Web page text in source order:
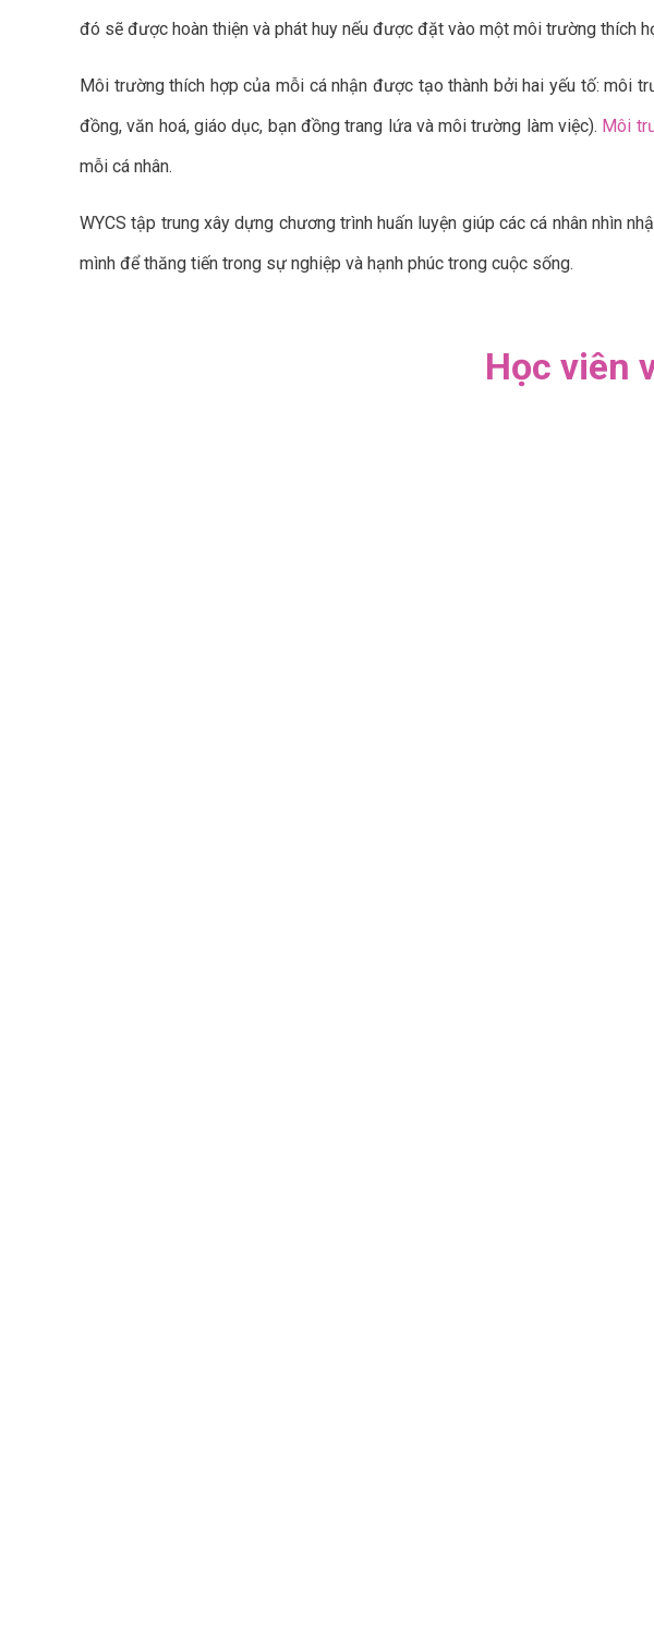
đó sẽ được hoàn thiện và phát huy nếu được đặt vào một môi trường thích
Môi trường thích hợp của mỗi cá nhận được tạo thành bởi hai yếu tố: môi
đồng, văn hoá, giáo dục, bạn đồng trang lứa và môi trường làm việc). Môi
mỗi cá nhân.
WYCS tập trung xây dựng chương trình huấn luyện giúp các cá nhân nhìn
mình để thăng tiến trong sự nghiệp và hạnh phúc trong cuộc sống.
Học viên